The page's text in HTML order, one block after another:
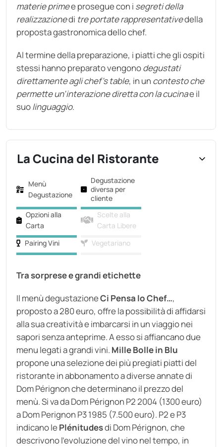
materie primee prosegue con i segreti della
realizzazionedi tre portate rappresentativedella
proposta gastronomica dello chef.
Al termine della preparazione, i piatti che gli ospiti
stessi hanno preparato vengonodegustati
direttamente agli chef’s table, in un contesto che
permette un’interazione diretta con la cucinae il
suolinguaggio.
La Cucina del Ristorante
Menù
Degustazione
Degustazione
diversa per
cliente
Opzioni alla
Carta
Scelte alla
Carta Libere
Pairing Vini
Vegetariano
Tra sorprese e grandi etichette
Il menù degustazioneCi Pensa lo Chef…,
proposto a 280 euro, offre la possibilità di affidarsi
alla sua creatività e imbarcarsi in un viaggio nei
sapori senza anteprime. A esso si affiancano due
menu legati a grandi vini. Mille Bolle in Blu
propone una selezione dei più pregiati piatti del
ristorante in abbonamento a diverse annate di
Dom Pérignon che determinano il prezzo del
menù. Si va da Dom Pérignon P2 2004 (1300 euro)
a Dom Perignon P3 1985 (7.500 euro). P2 e P3
indicano lePlénitudesdi Dom Pérignon, che
descrivono l’evoluzione del vino nel tempo, in